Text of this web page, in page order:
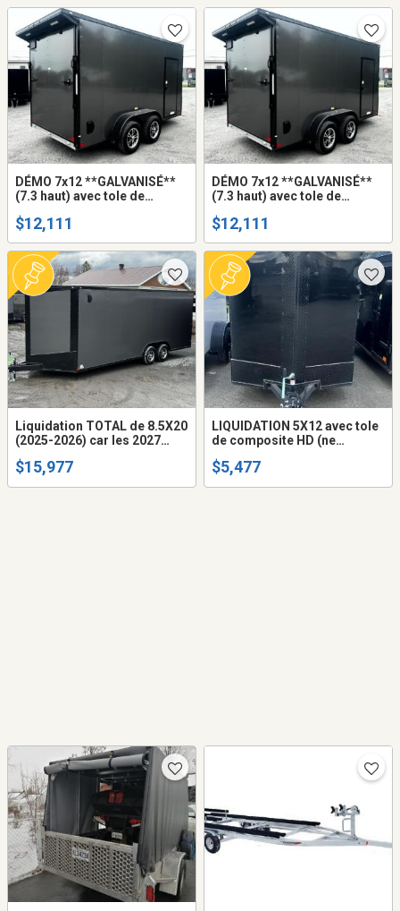
+$$$)
DÉMO 7x12 **GALVANISÉ**
(7.3 haut) avec tole de
pas) remorque fermée trailer
cargo fermer mags
$12,111
DÉMO 7x12 **GALVANISÉ**
(7.3 haut) avec tole de
pas) remorque fermée trailer
cargo fermer mags
$12,111
Liquidation TOTAL de 8.5X20
(2025-2026) car les 2027
fermée trailer cargo 20 pieds
$15,977
LIQUIDATION 5X12 avec tole
de composite HD (ne
remorque fermée trailer
$5,477